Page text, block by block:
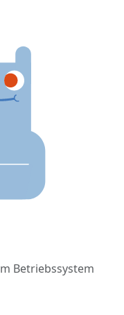
Betriebssystem